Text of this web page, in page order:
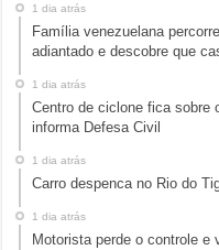
1 dia atrás
Família venezuelana
adiantado e descobre que
1 dia atrás
Centro de ciclone fica sobre
informa Defesa Civil
1 dia atrás
Carro despenca no Rio do
1 dia atrás
Motorista perde o controle